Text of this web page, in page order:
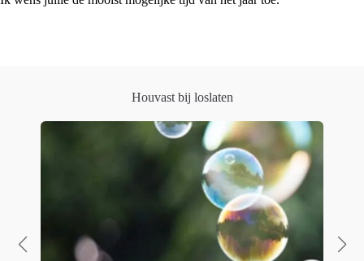
Houvast bij loslaten